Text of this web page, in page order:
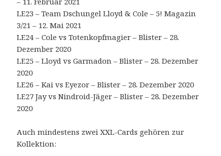
LE23 – Team Dschungel Lloyd & Cole – 5! Magazin
3/21 – 12. Mai 2021
LE24 – Cole vs Totenkopfmagier – Blister – 28.
Dezember 2020
LE25 – Lloyd vs Garmadon – Blister – 28. Dezember
2020
LE26 – Kai vs Eyezor – Blister – 28. Dezember 2020
LE27 Jay vs Nindroid-Jäger – Blister – 28. Dezember
2020
Auch mindestens zwei XXL-Cards gehören zur
Kollektion: